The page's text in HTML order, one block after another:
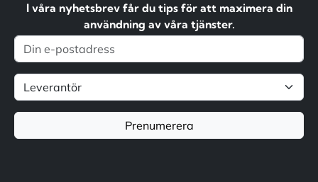
I våra nyhetsbrev får du tips för att maximera din
användning av våra tjänster.
Prenumerera